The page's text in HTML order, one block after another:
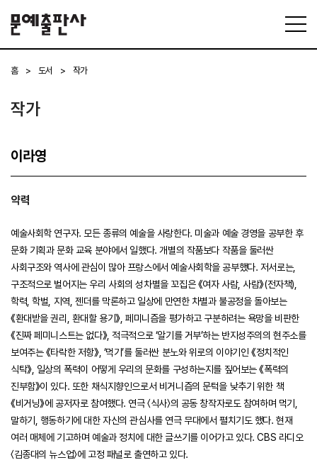
홈 > 도서 > 작가
작가
이라영
약력
예술사회학 연구자. 모든 종류의 예술을 사랑한다. 미술과 예술 경영을 공부한 후
문화 기획과 문화 교육 분야에서 일했다. 개별의 작품보다 작품을 둘러싼
사회구조와 역사에 관심이 많아 프랑스에서 예술사회학을 공부했다. 저서로는,
구조적으로 벌어지는 우리 사회의 성차별을 꼬집은 《여자 사람, 사람》(전자책),
학력, 학벌, 지역, 젠더를 막론하고 일상에 만연한 차별과 불공정을 돌아보는
《환대받을 권리, 환대할 용기》, 페미니즘을 평가하고 구분하려는 욕망을 비판한
《진짜 페미니스트는 없다》, 적극적으로 ‘알기를 거부’하는 반지성주의의 현주소를
보여주는 《타락한 저항》, ‘먹기’를 둘러싼 분노와 위로의 이야기인 《정치적인
식탁》, 일상의 폭력이 어떻게 우리의 문화를 구성하는지를 짚어보는 《폭력의
진부함》이 있다. 또한 채식지향인으로서 비거니즘의 문턱을 낮추기 위한 책
《비거닝》에 공저자로 참여했다. 연극 〈식사〉의 공동 창작자로도 참여하며 먹기,
말하기, 행동하기에 대한 자신의 관심사를 연극 무대에서 펼치기도 했다. 현재
여러 매체에 기고하며 예술과 정치에 대한 글쓰기를 이어가고 있다. CBS 라디오
〈김종대의 뉴스업〉에 고정 패널로 출연하고 있다.